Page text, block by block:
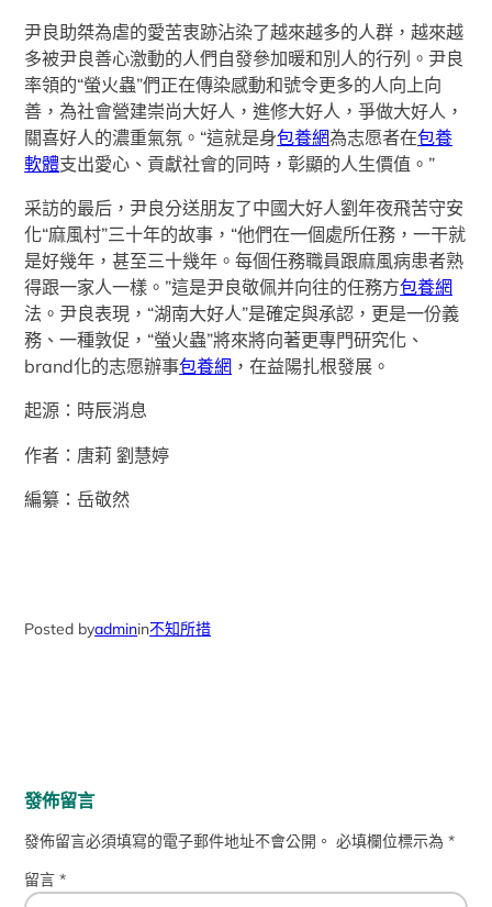
尹良助桀為虐的愛苦衷跡沾染了越來越多的人群，越來越
多被尹良善心激動的人們自發參加暖和別人的行列。尹良
率領的“螢火蟲”們正在傳染感動和號令更多的人向上向
善，為社會營建崇尚大好人，進修大好人，爭做大好人，
關喜好人的濃重氣氛。“這就是身包養網為志愿者在包養
軟體支出愛心、貢獻社會的同時，彰顯的人生價值。”
采訪的最后，尹良分送朋友了中國大好人劉年夜飛苦守安
化“麻風村”三十年的故事，“他們在一個處所任務，一干就
是好幾年，甚至三十幾年。每個任務職員跟麻風病患者熟
得跟一家人一樣。”這是尹良敬佩并向往的任務方包養網
法。尹良表現，“湖南大好人”是確定與承認，更是一份義
務、一種敦促，“螢火蟲”將來將向著更專門研究化、
brand化的志愿辦事包養網 ，在益陽扎根發展。
起源：時辰消息
作者：唐莉 劉慧婷
編纂：岳敬然
Posted byadminin不知所措
發佈留言
發佈留言必須填寫的電子郵件地址不會公開。 必填欄位標示為*
留言*